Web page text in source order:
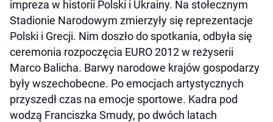
impreza w historii Polski i Ukrainy. Na stołecznym
Stadionie Narodowym zmierzyły się reprezentacje
Polski i Grecji. Nim doszło do spotkania, odbyła się
ceremonia rozpoczęcia EURO 2012 w reżyserii
Marco Balicha. Barwy narodowe krajów gospodarzy
były wszechobecne. Po emocjach artystycznych
przyszedł czas na emocje sportowe. Kadra pod
wodzą Franciszka Smudy, po dwóch latach